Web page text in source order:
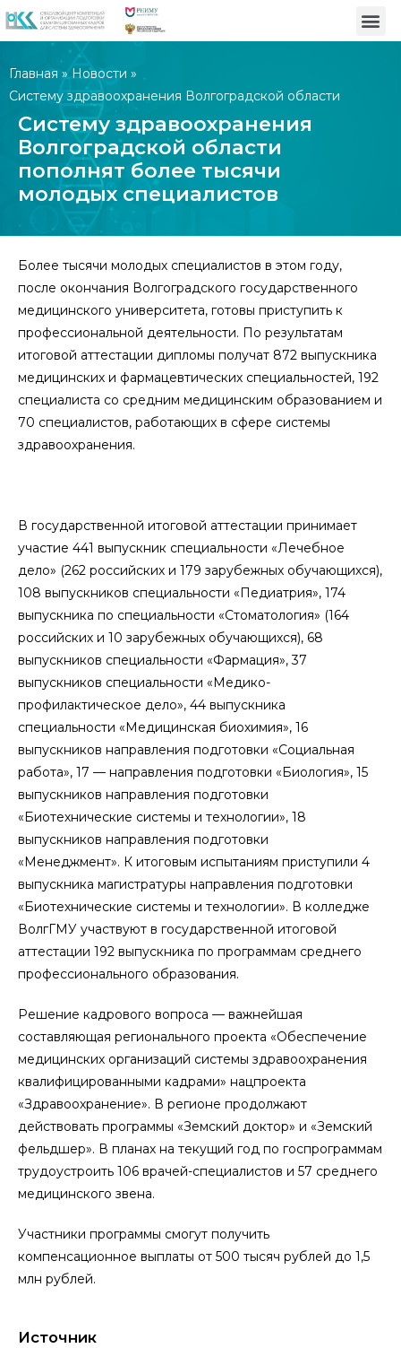
Главная »Новости »
Систему здравоохранения Волгоградской области
пополнят более тысячи молодых специалистов
Систему здравоохранения
Волгоградской области
пополнят более тысячи
молодых специалистов
Более тысячи молодых специалистов в этом году,
после окончания Волгоградского государственного
медицинского университета, готовы приступить к
профессиональной деятельности. По результатам
итоговой аттестации дипломы получат 872 выпускника
медицинских и фармацевтических специальностей, 192
специалиста со средним медицинским образованием и
70 специалистов, работающих в сфере системы
здравоохранения.
В государственной итоговой аттестации принимает
участие 441 выпускник специальности «Лечебное
дело» (262 российских и 179 зарубежных обучающихся),
108 выпускников специальности «Педиатрия», 174
выпускника по специальности «Стоматология» (164
российских и 10 зарубежных обучающихся), 68
выпускников специальности «Фармация», 37
выпускников специальности «Медико-
профилактическое дело», 44 выпускника
специальности «Медицинская биохимия», 16
выпускников направления подготовки «Социальная
работа», 17 — направления подготовки «Биология», 15
выпускников направления подготовки
«Биотехнические системы и технологии», 18
выпускников направления подготовки
«Менеджмент». К итоговым испытаниям приступили 4
выпускника магистратуры направления подготовки
«Биотехнические системы и технологии». В колледже
ВолгГМУ участвуют в государственной итоговой
аттестации 192 выпускника по программам среднего
профессионального образования.
Решение кадрового вопроса — важнейшая
составляющая регионального проекта «Обеспечение
медицинских организаций системы здравоохранения
квалифицированными кадрами» нацпроекта
«Здравоохранение». В регионе продолжают
действовать программы «Земский доктор» и «Земский
фельдшер». В планах на текущий год по госпрограммам
трудоустроить 106 врачей-специалистов и 57 среднего
медицинского звена.
Участники программы смогут получить
компенсационное выплаты от 500 тысяч рублей до 1,5
млн рублей.
Источник